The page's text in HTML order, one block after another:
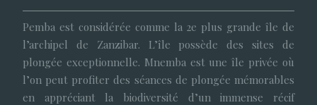
Pemba est considérée comme la 2e plus grande île de
l’archipel de Zanzibar. L’île possède des sites de
plongée exceptionnelle. Mnemba est une île privée où
l’on peut profiter des séances de plongée mémorables
en appréciant la biodiversité d’un immense récif